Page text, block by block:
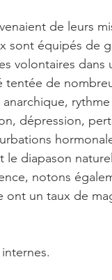
de leurs
sont équipés de
volontaires
tentée de
dépression,
le diapason
notons
un taux de